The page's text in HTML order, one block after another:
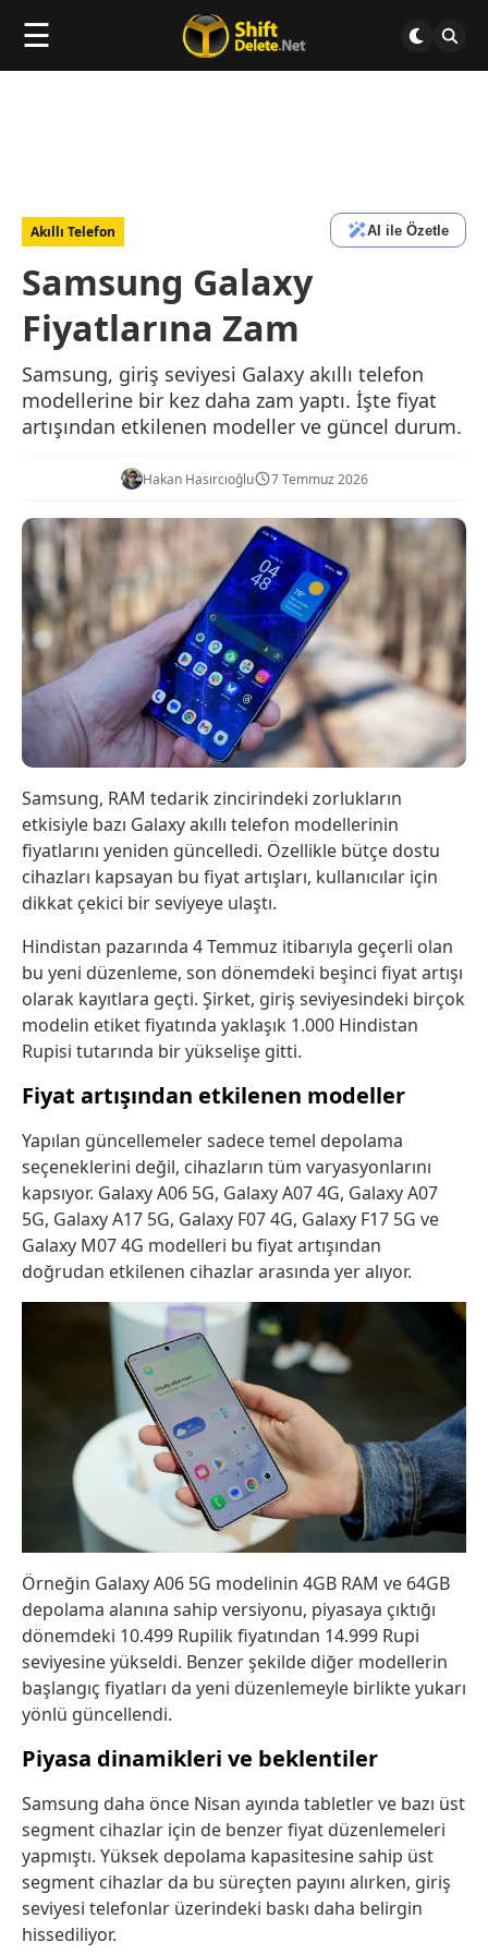
☰
Akıllı Telefon AI ile Özetle
Samsung Galaxy
Fiyatlarına Zam
Samsung, giriş seviyesi Galaxy akıllı telefon
modellerine bir kez daha zam yaptı. İşte fiyat
artışından etkilenen modeller ve güncel durum.
Hakan Hasırcıoğlu 7 Temmuz 2026
Samsung, RAM tedarik zincirindeki zorlukların
etkisiyle bazı Galaxy akıllı telefon modellerinin
fiyatlarını yeniden güncelledi. Özellikle bütçe dostu
cihazları kapsayan bu fiyat artışları, kullanıcılar için
dikkat çekici bir seviyeye ulaştı.
Hindistan pazarında 4 Temmuz itibarıyla geçerli olan
bu yeni düzenleme, son dönemdeki beşinci fiyat artışı
olarak kayıtlara geçti. Şirket, giriş seviyesindeki birçok
modelin etiket fiyatında yaklaşık 1.000 Hindistan
Rupisi tutarında bir yükselişe gitti.
Fiyat artışından etkilenen modeller
Yapılan güncellemeler sadece temel depolama
seçeneklerini değil, cihazların tüm varyasyonlarını
kapsıyor. Galaxy A06 5G, Galaxy A07 4G, Galaxy A07
5G, Galaxy A17 5G, Galaxy F07 4G, Galaxy F17 5G ve
Galaxy M07 4G modelleri bu fiyat artışından
doğrudan etkilenen cihazlar arasında yer alıyor.
Örneğin Galaxy A06 5G modelinin 4GB RAM ve 64GB
depolama alanına sahip versiyonu, piyasaya çıktığı
dönemdeki 10.499 Rupilik fiyatından 14.999 Rupi
seviyesine yükseldi. Benzer şekilde diğer modellerin
başlangıç fiyatları da yeni düzenlemeyle birlikte yukarı
yönlü güncellendi.
Piyasa dinamikleri ve beklentiler
Samsung daha önce Nisan ayında tabletler ve bazı üst
segment cihazlar için de benzer fiyat düzenlemeleri
yapmıştı. Yüksek depolama kapasitesine sahip üst
segment cihazlar da bu süreçten payını alırken, giriş
seviyesi telefonlar üzerindeki baskı daha belirgin
hissediliyor.